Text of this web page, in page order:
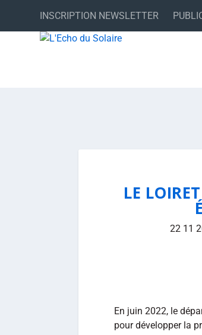
INSCRIPTION NEWSLETTER
LE
22 11
En juin 2022, le
pour développer la